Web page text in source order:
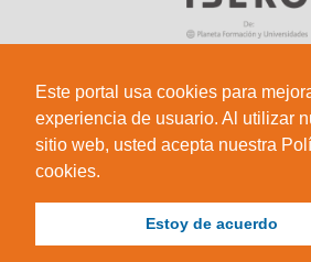
Este portal usa cookies para
experiencia de usuario. Al utilizar
sitio web, usted acepta nuestra
cookies.
Estoy de acuerdo
Sede Principal
Calle 67 #5-27; Bogotá, Colombia.